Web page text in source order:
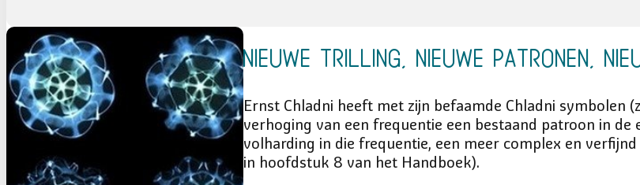
Nieuwe trilling, nieuwe patronen,
Ernst Chladni heeft met zijn befaamde Chladni symbolen
verhoging van een frequentie een bestaand patroon in
volharding in die frequentie, een meer complex en
in hoofdstuk 8 van het Handboek).